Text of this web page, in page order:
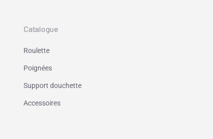
Catalogue
Roulette
Poignées
Support douchette
Accessoires